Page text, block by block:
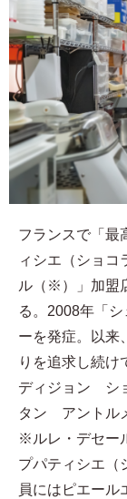
フランスで「最
ィシエ（ショコ
ル（※）」加盟
る。2008年「
ーを発症。以来
りを追求し続け
ディジョン シ
タン アントル
※ルレ・デセー
プパティシエ（
員にはピエール